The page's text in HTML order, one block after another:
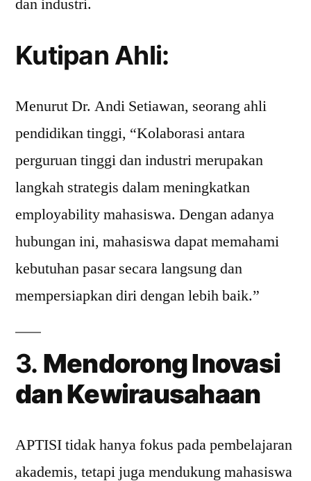
Kutipan Ahli:
Menurut Dr. Andi Setiawan, seorang ahli
pendidikan tinggi, “Kolaborasi antara
perguruan tinggi dan industri merupakan
langkah strategis dalam meningkatkan
employability mahasiswa. Dengan adanya
hubungan ini, mahasiswa dapat memahami
kebutuhan pasar secara langsung dan
mempersiapkan diri dengan lebih baik.”
3. Mendorong Inovasi
dan Kewirausahaan
APTISI tidak hanya fokus pada pembelajaran
akademis, tetapi juga mendukung mahasiswa